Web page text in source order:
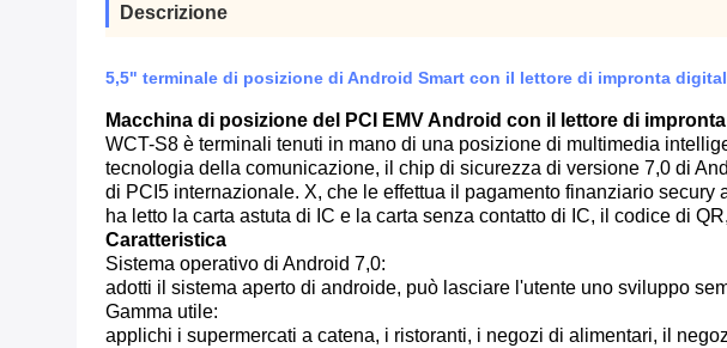
Descrizione
5,5" terminale di posizione di Android Smart con il lettore di impronta
Macchina di posizione del PCI EMV Android con il lettore di
WCT-S8 è terminali tenuti in mano di una posizione di multimedia
tecnologia della comunicazione, il chip di sicurezza di versione 7,0 di
di PCI5 internazionale. X, che le effettua il pagamento finanziario
ha letto la carta astuta di IC e la carta senza contatto di IC, il codice di
Caratteristica
Sistema operativo di Android 7,0:
adotti il sistema aperto di androide, può lasciare l'utente uno sviluppo
Gamma utile:
applichi i supermercati a catena, i ristoranti, i negozi di alimentari, il